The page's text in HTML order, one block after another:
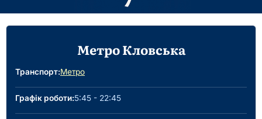
Метро Кловська
Транспорт:Метро
Графік роботи:5:45 - 22:45